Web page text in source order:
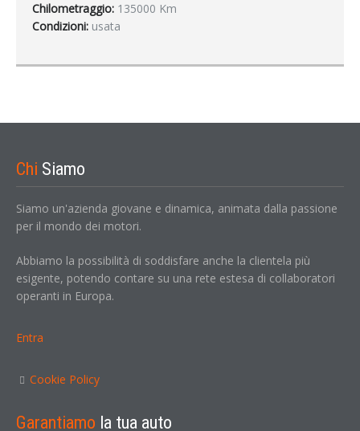
Chilometraggio: 135000 Km
Condizioni: usata
Chi Siamo
Siamo un'azienda giovane e dinamica, animata dalla passione
per il mondo dei motori.
Abbiamo la possibilità di soddisfare anche la clientela più
esigente, potendo contare su una rete estesa di collaboratori
operanti in Europa.
Entra
Cookie Policy
Garantiamo la tua auto